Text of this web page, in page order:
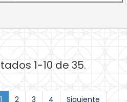
1-10 de 35.
1 2 3 4 Siguiente